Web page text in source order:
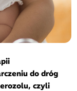
do dróg
czyli